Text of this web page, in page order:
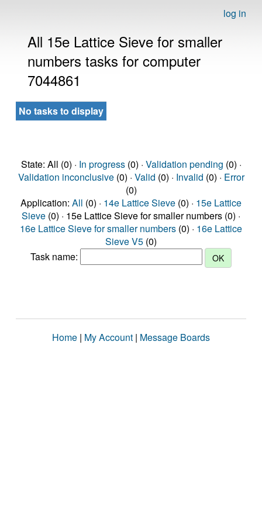
log in
All 15e Lattice Sieve for smaller
numbers tasks for computer
7044861
No tasks to display
State: All (0) · In progress(0) · Validation pending (0) ·
Validation inconclusive(0) · Valid (0) · Invalid (0) · Error
(0)
Application: All (0) · 14e Lattice Sieve (0) · 15e Lattice
Sieve (0) · 15e Lattice Sieve for smaller numbers (0) ·
16e Lattice Sieve for smaller numbers (0) · 16e Lattice
Sieve V5 (0)
Task name:
Home | My Account | Message Boards